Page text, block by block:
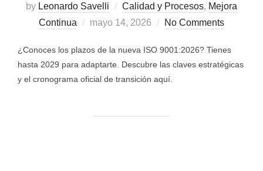
by Leonardo Savelli Calidad y Procesos, Mejora
Continua
mayo 14, 2026 No Comments
¿Conoces los plazos de la nueva ISO 9001:2026? Tienes
hasta 2029 para adaptarte. Descubre las claves estratégicas
y el cronograma oficial de transición aquí.